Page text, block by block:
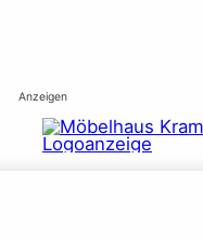
Anzeigen